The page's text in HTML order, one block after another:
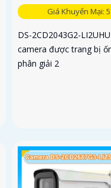
Giá Khuyến Mại:
DS-2CD2043G2-
camera được trang bị
phân giải 2